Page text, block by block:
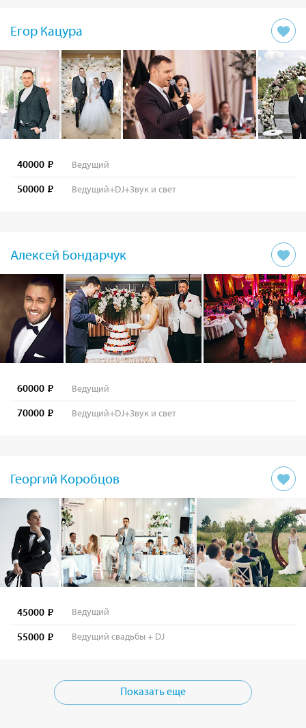
Егор Кацура
40000 Ведущий
50000 Ведущий+DJ+Звук и свет
Алексей Бондарчук
60000 Ведущий
70000 Ведущий+DJ+Звук и свет
Георгий Коробцов
45000 Ведущий
55000 Ведущий свадьбы + DJ
Показать еще